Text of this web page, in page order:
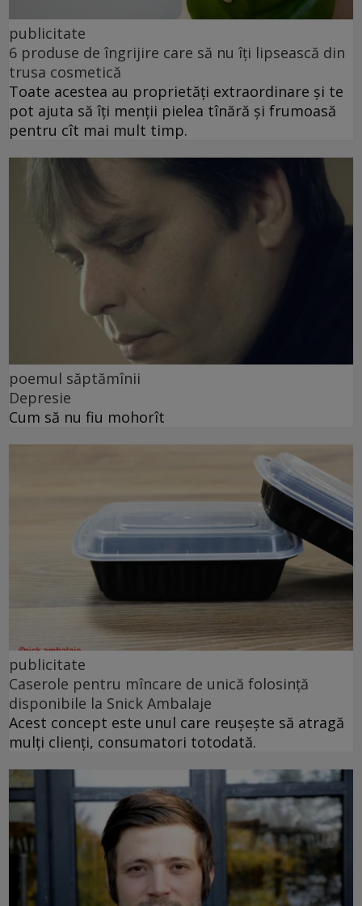
publicitate
6 produse de îngrijire care să nu îți lipsească din
trusa cosmetică
Toate acestea au proprietăți extraordinare și te
pot ajuta să îți menții pielea tînără și frumoasă
pentru cît mai mult timp.
poemul săptămînii
Depresie
Cum să nu fiu mohorît
publicitate
Caserole pentru mîncare de unică folosință
disponibile la Snick Ambalaje
Acest concept este unul care reușește să atragă
mulți clienți, consumatori totodată.